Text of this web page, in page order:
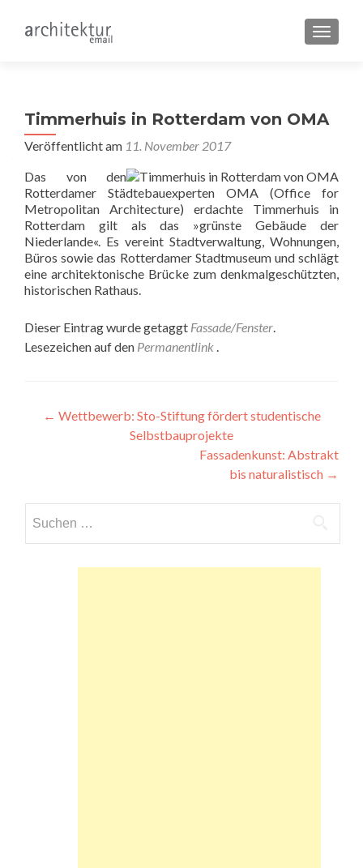
Timmerhuis in Rotterdam von OMA
Veröffentlicht am 11. November 2017
Das von den
Rotterdamer Städtebauexperten OMA (Office for
Metropolitan Architecture) erdachte Timmerhuis in
Rotterdam gilt als das »grünste Gebäude der
Niederlande«. Es vereint Stadtverwaltung, Wohnungen,
Büros sowie das Rotterdamer Stadtmuseum und schlägt
eine architektonische Brücke zum denkmalgeschützten,
historischen Rathaus.
Dieser Eintrag wurde getaggt Fassade/Fenster.
Lesezeichen auf den Permanentlink .
Beitragsnavigation
← Wettbewerb: Sto-Stiftung fördert studentische
Selbstbauprojekte
Fassadenkunst: Abstrakt
bis naturalistisch →
nach: